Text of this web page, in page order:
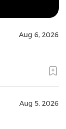
Aug 6, 2026
Aug 5, 2026